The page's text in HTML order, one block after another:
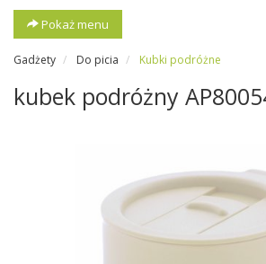
Pokaż menu
Gadżety Do picia Kubki podróżne
kubek podróżny